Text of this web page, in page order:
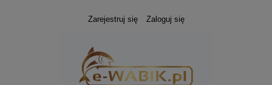
Zarejestruj się Zaloguj się